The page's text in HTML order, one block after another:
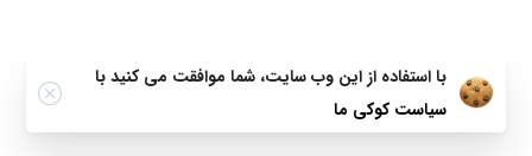
با استفاده از این وب سایت، شما موافقت می کنید با
سیاست کوکی ما